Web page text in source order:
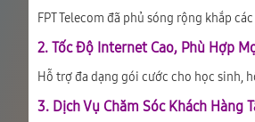
FPT Telecom đã phủ sóng rộng khắp
2. Tốc Độ Internet Cao, Phù Hợp
Hỗ trợ đa dạng gói cước cho học sinh,
3. Dịch Vụ Chăm Sóc Khách Hàng